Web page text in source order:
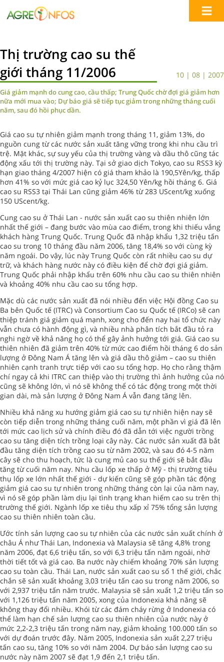
Thị trường cao su thế
giới tháng 11/2006
10 | 08 | 2007
Giá giảm mạnh do cung cao, cầu thấp; Trung Quốc chờ đợi giá giảm hơn
nữa mới mua vào; Dự báo giá sẽ tiếp tục giảm trong những tháng cuối
năm, sau đó hồi phục dần.
Giá cao su tự nhiên giảm mạnh trong tháng 11, giảm 13%, do
nguồn cung từ các nước sản xuất tăng vững trong khi nhu cầu trì
trệ. Mặt khác, sự suy yếu của thị trường vàng và dầu thô cũng tác
động xấu tới thị trường này. Tại sở giao dịch Tokyo, cao su RSS3 kỳ
hạn giao tháng 4/2007 hiện có giá tham khảo là 190,5Yên/kg, thấp
hơn 41% so với mức giá cao kỷ lục 324,50 Yên/kg hồi tháng 6. Giá
cao su RSS3 tại Thái Lan cũng giảm 46% từ 283 UScent/kg xuống
150 UScent/kg.
Cung cao su ở Thái Lan - nước sản xuất cao su thiên nhiên lớn
nhất thế giới – đang bước vào mùa cao điểm, trong khi thiếu vắng
khách hàng Trung Quốc. Trung Quốc đã nhập khẩu 1,32 triệu tấn
cao su trong 10 tháng đầu năm 2006, tăng 18,4% so với cùng kỳ
năm ngoái. Do vậy, lúc này Trung Quốc còn rất nhiều cao su dự
trữ, và khách hàng nước này có điều kiện để chờ đợi giá giảm.
Trung Quốc phải nhập khẩu trên 60% nhu cầu cao su thiên nhiên
và khoảng 40% nhu cầu cao su tổng hợp.
Mặc dù các nước sản xuất đã nói nhiều đến việc Hội đồng Cao su
Ba bên Quốc tế (ITRC) và Consortium Cao su Quốc tế (IRCo) sẽ can
thiệp tránh giá giảm quá mạnh, xong cho đến nay hai tổ chức này
vẫn chưa có hành động gì, và nhiều nhà phân tích bắt đầu tỏ ra
nghi ngờ về khả năng họ có thể gây ảnh hưởng tới giá. Giá cao su
thiên nhiên đã giảm trên 40% từ mức cao điểm hồi tháng 6 do sản
lượng ở Đông Nam Á tăng lên và giá dầu thô giảm – cao su thiên
nhiên cạnh tranh trực tiếp với cao su tổng hợp. Họ cho rằng thậm
chí ngay cả khi ITRC can thiệp vào thị trường thì ảnh hưởng của nó
cũng sẽ không lớn, vì nó sẽ không thể có tác động trong một thời
gian dài, mà sản lượng ở Đông Nam Á vẫn đang tăng lên.
Nhiều khả năng xu hướng giảm giá cao su tự nhiên hiện nay sẽ
còn tiếp diễn trong những tháng cuối năm, một phần vì giá đã lên
tới mức cao lịch sử và chính điều đó đã dẫn tới việc người trồng
cao su tăng diện tích trồng loại cây này. Các nước sản xuất đã bắt
đầu tăng diện tích trồng cao su từ năm 2002, và sau đó 4-5 năm
cây sẽ cho thu hoạch, tức là cung mủ cao su thế giới sẽ bắt đầu
tăng từ cuối năm nay. Nhu cầu lốp xe thấp ở Mỹ - thị trường tiêu
thụ lốp xe lớn nhất thế giới - dự kiến cũng sẽ góp phần tác động
giảm giá cao su tự nhiên trong những tháng còn lại của năm nay,
vì nó sẽ góp phần làm dịu lại tình trạng khan hiếm cao su trên thị
trường thế giới. Ngành lốp xe tiêu thụ xấp xỉ 75% tổng sản lượng
cao su thiên nhiên toàn cầu.
Ước tính sản lượng cao su tự nhiên của các nước sản xuất chính ở
châu Á như Thái Lan, Indonexia và Malaysia sẽ tăng 4,8% trong
năm 2006, đạt 6,6 triệu tấn, so với 6,3 triệu tấn năm ngoái, nhờ
thời tiết tốt và giá cao. Ba nước này chiếm khoảng 70% sản lượng
cao su toàn cầu. Thái Lan, nước sản xuất cao su số 1 thế giới, chắc
chắn sẽ sản xuất khoảng 3,03 triệu tấn cao su trong năm 2006, so
với 2,937 triệu tấn năm trước. Malaysia sẽ sản xuất 1,2 triệu tấn so
với 1,126 triệu tấn năm 2005, xong của Indonexia khả năng sẽ
không thay đổi nhiều. Khói từ các đám cháy rừng ở Indonexia có
thể làm hạn chế sản lượng cao su thiên nhiên của nước này ở
mức 2,2-2,3 triệu tấn trong năm nay, giảm khoảng 100.000 tấn so
với dự đoán trước đây. Năm 2005, Indonexia sản xuất 2,27 triệu
tấn cao su, tăng 10% so với năm 2004. Dự báo sản lượng cao su
nước này năm 2007 sẽ đạt 1,9 đến 2,1 triệu tấn.